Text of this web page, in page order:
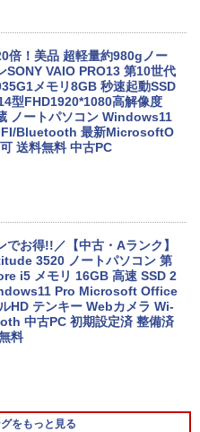
36時間再生
倍！美品 超軽量約980gノー
SONY VAIO PRO13 第10世代
メモリ8GB 秒速起動SSD
型FHD1920*1080高解像度
ノートパソコン Windows11
Bluetooth 最新MicrosoftO
送料無料 中古PC
でお得!!／【中古・Aランク】
3520 ノートパソコン 第
i5 メモリ 16GB 高速 SSD 2
Pro Microsoft Office
HD テンキー Webカメラ Wi-
中古PC 初期設定済 整備済
料
をもっと見る